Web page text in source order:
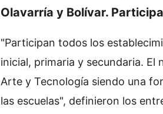
Olavarría y Bolívar.
"Participan todos los
inicial, primaria y secundaria. El
Arte y Tecnología siendo una
las escuelas", definieron los